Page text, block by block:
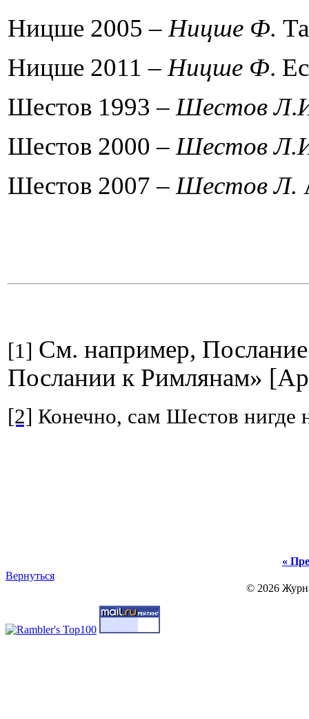
Ницше 2005 – Ницше Ф.
Ницше 2011 – Ницше Ф.
Шестов 1993 – Шестов Л.
Шестов 2000 – Шестов
Шестов 2007 – Шестов Л.
[1] См. например,
Послании к Римлянам»
[2] Конечно, сам Шестов нигде
«
Вернуться
© 2026